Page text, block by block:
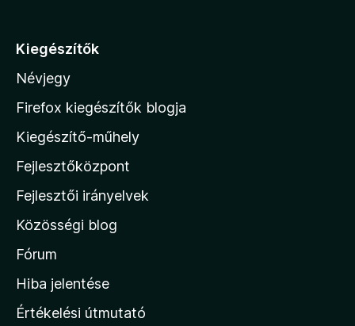
á
a
M
z
i
l
a
h
o
l
Kiegészítők
Névjegy
Firefox kiegészítők blogja
Kiegészítő-műhely
Fejlesztőközpont
Fejlesztői irányelvek
Közösségi blog
Fórum
Hiba jelentése
Értékelési útmutató